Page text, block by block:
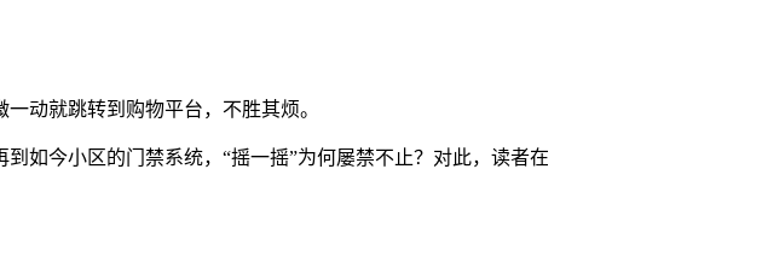
动就跳转到购物平台，不胜其烦。
如今小区的门禁系统，“摇一摇”为何屡禁不止？对此，读者在